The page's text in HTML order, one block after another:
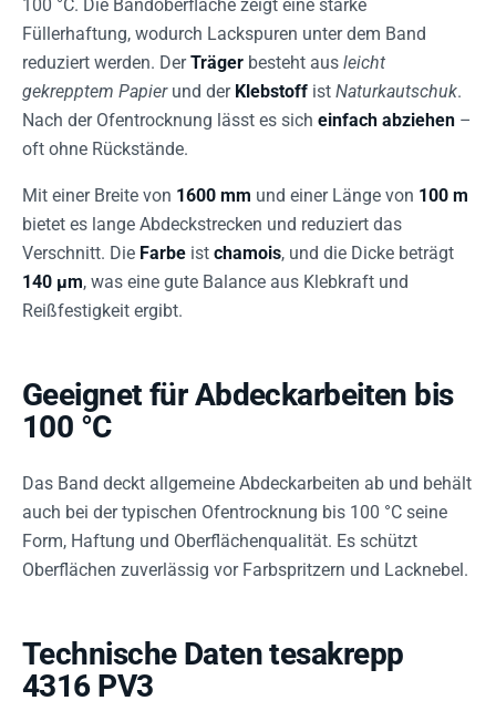
100 °C. Die Bandoberfläche zeigt eine starke
Füllerhaftung, wodurch Lackspuren unter dem Band
reduziert werden. DerTräger besteht aus leicht
gekrepptem Papierund der Klebstoff ist Naturkautschuk.
Nach der Ofentrocknung lässt es sich einfach abziehen –
oft ohne Rückstände.
Mit einer Breite von 1600 mm und einer Länge von 100 m
bietet es lange Abdeckstrecken und reduziert das
Verschnitt. Die Farbe ist chamois, und die Dicke beträgt
140 µm, was eine gute Balance aus Klebkraft und
Reißfestigkeit ergibt.
Geeignet für Abdeckarbeiten bis
100 °C
Das Band deckt allgemeine Abdeckarbeiten ab und behält
auch bei der typischen Ofentrocknung bis 100 °C seine
Form, Haftung und Oberflächenqualität. Es schützt
Oberflächen zuverlässig vor Farbspritzern und Lacknebel.
Technische Daten tesakrepp
4316 PV3